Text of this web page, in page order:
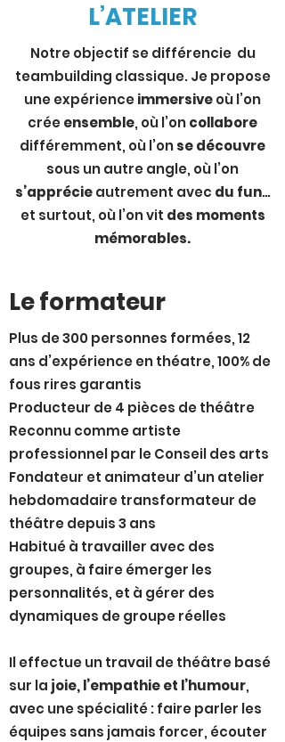
L’ATELIER
Notre objectif se différencie du
teambuilding classique. Je propose
une expérience immersiveoù l’on
crée ensemble, où l’oncollabore
différemment, où l’onse découvre
sous un autre angle, où l’on
s’apprécieautrement avec du fun…
et surtout, où l’on vit des moments
mémorables.
Le formateur
Plus de 300 personnes formées, 12
ans d’expérience en théatre, 100% de
fous rires garantis
Producteur de 4 pièces de théâtre
Reconnu comme artiste
professionnel par le Conseil des arts
Fondateur et animateur d’un atelier
hebdomadaire transformateur de
théâtre depuis 3 ans
Habitué à travailler avec des
groupes, à faire émerger les
personnalités, et à gérer des
dynamiques de groupe réelles
Il effectue un travail de théâtre basé
sur la joie, l’empathie et l’humour,
avec une spécialité : faire parler les
équipes sans jamais forcer, écouter